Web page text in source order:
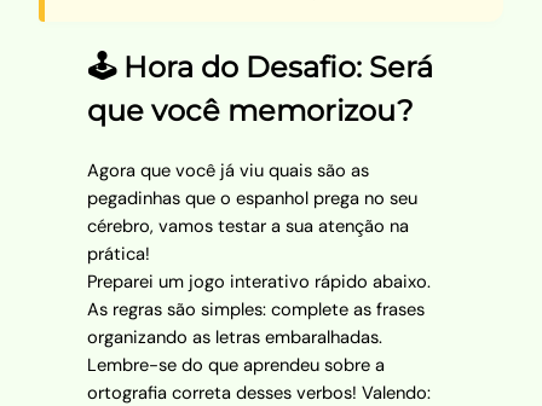
🕹️ Hora do Desafio: Será
que você memorizou?
Agora que você já viu quais são as
pegadinhas que o espanhol prega no seu
cérebro, vamos testar a sua atenção na
prática!
Preparei um jogo interativo rápido abaixo.
As regras são simples: complete as frases
organizando as letras embaralhadas.
Lembre-se do que aprendeu sobre a
ortografia correta desses verbos! Valendo: